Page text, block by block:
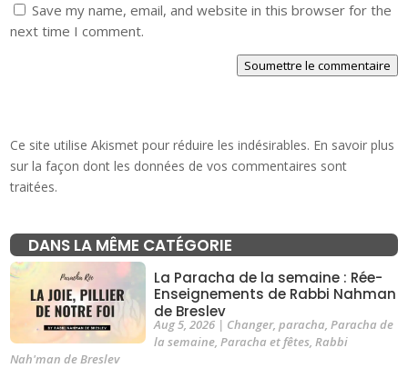
Save my name, email, and website in this browser for the
next time I comment.
Soumettre le commentaire
Ce site utilise Akismet pour réduire les indésirables. En savoir plus
sur la façon dont les données de vos commentaires sont
traitées.
DANS LA MÊME CATÉGORIE
La Paracha de la semaine : Rée-
Enseignements de Rabbi Nahman
de Breslev
Aug 5, 2026| Changer, paracha, Paracha de
la semaine, Paracha et fêtes, Rabbi
Nah'man de Breslev